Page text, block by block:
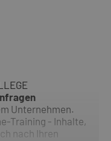
Unternehmen.
Training - Inhalte,
nach Ihren